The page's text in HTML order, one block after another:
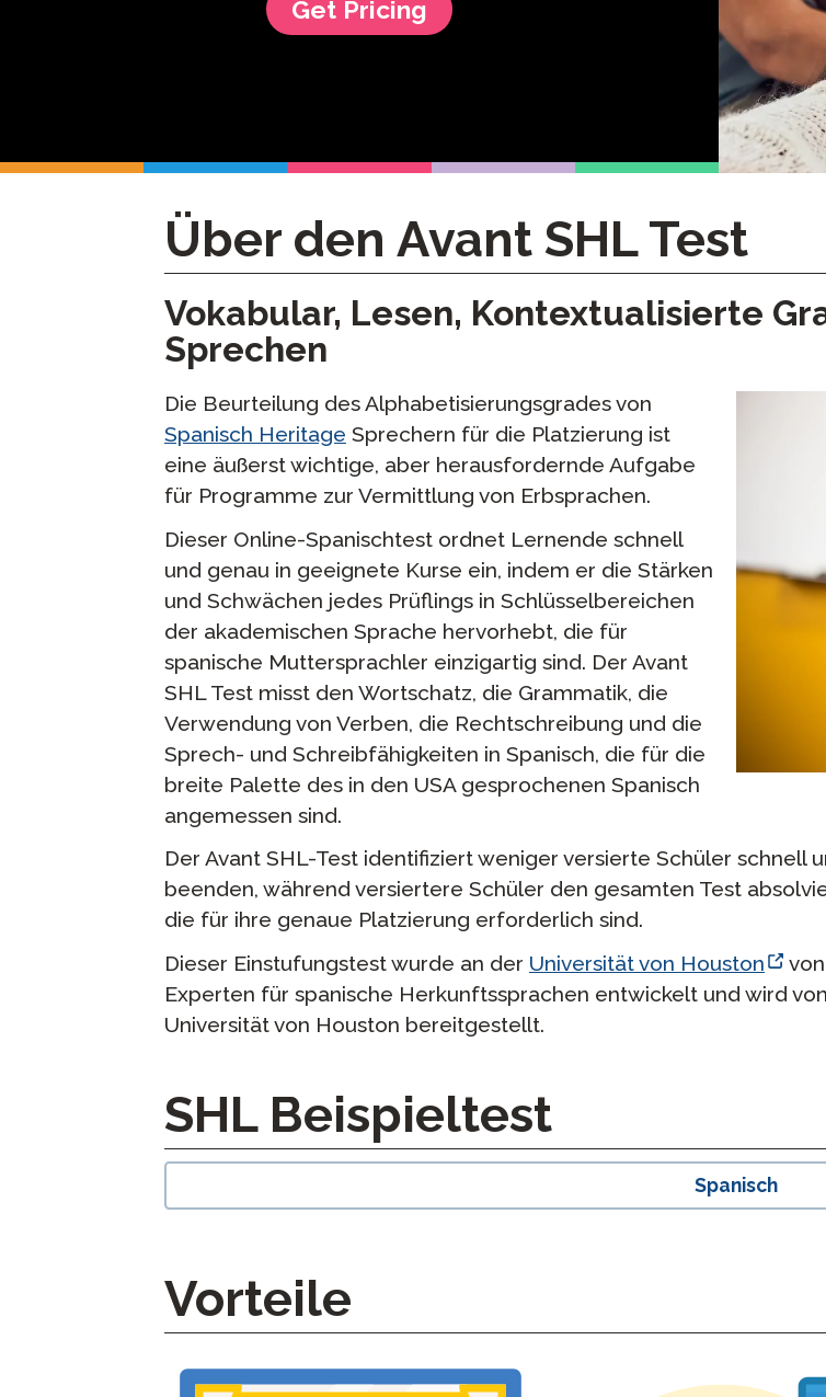
STAMP für ASL
STAMP für Hebräisch
STAMP für Latein
Test Sprachen
Blog
Get Pricing
Über den Avant SHL Test
Vokabular, Lesen, Kontextualisierte
Sprechen
Die Beurteilung des Alphabetisierungsgrades von
Spanisch Heritage Sprechern für die Platzierung ist
eine äußerst wichtige, aber herausfordernde Aufgabe
für Programme zur Vermittlung von Erbsprachen.
Dieser Online-Spanischtest ordnet Lernende schnell
und genau in geeignete Kurse ein, indem er die Stärken
und Schwächen jedes Prüflings in Schlüsselbereichen
der akademischen Sprache hervorhebt, die für
spanische Muttersprachler einzigartig sind. Der Avant
SHL Test misst den Wortschatz, die Grammatik, die
Verwendung von Verben, die Rechtschreibung und die
Sprech- und Schreibfähigkeiten in Spanisch, die für die
breite Palette des in den USA gesprochenen Spanisch
angemessen sind.
Der Avant SHL-Test identifiziert weniger versierte Schüler schnell
beenden, während versiertere Schüler den gesamten Test
die für ihre genaue Platzierung erforderlich sind.
Dieser Einstufungstest wurde an der Universität von Houston
Experten für spanische Herkunftssprachen entwickelt und wird
Universität von Houston bereitgestellt.
SHL Beispieltest
Spanisch
Vorteile